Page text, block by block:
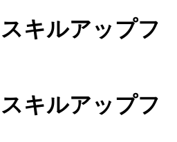
スキルアップフ
スキルアップフ